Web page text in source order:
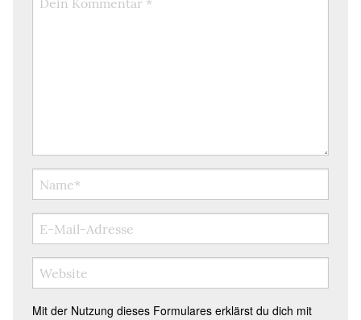
Mit der Nutzung dieses Formulares erklärst du dich mit